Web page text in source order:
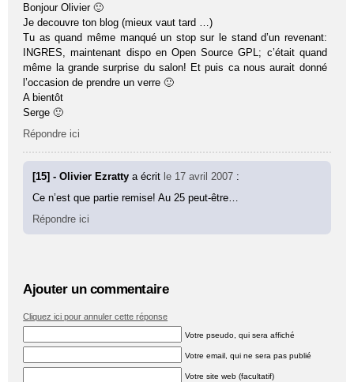
Bonjour Olivier 🙂
Je decouvre ton blog (mieux vaut tard …)
Tu as quand même manqué un stop sur le stand d’un revenant:
INGRES, maintenant dispo en Open Source GPL; c’était quand
même la grande surprise du salon! Et puis ca nous aurait donné
l’occasion de prendre un verre 🙂
A bientôt
Serge 🙂
Répondre ici
[15] - Olivier Ezrattya écrit le 17 avril 2007 :
Ce n’est que partie remise! Au 25 peut-être…
Répondre ici
Ajouter un commentaire
Cliquez ici pour annuler cette réponse
Votre pseudo, qui sera affiché
Votre email, qui ne sera pas publié
Votre site web (facultatif)